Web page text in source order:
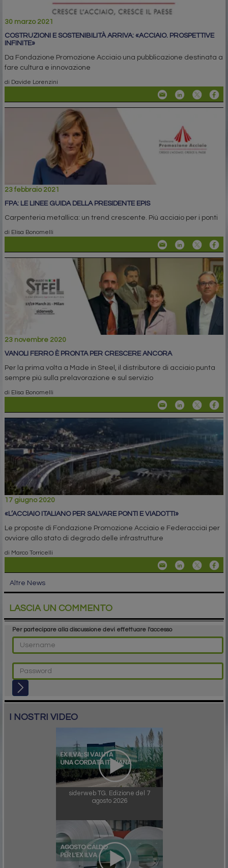
30 marzo 2021
COSTRUZIONI E SOSTENIBILITÀ ARRIVA: «ACCIAIO. PROSPETTIVE
INFINITE»
Da Fondazione Promozione Acciaio una pubblicazione destinata a
fare cultura e innovazione
di Davide Lorenzini
23 febbraio 2021
FPA: LE LINEE GUIDA DELLA PRESIDENTE EPIS
Carpenteria metallica: un trend crescente. Più acciaio per i ponti
di Elisa Bonomelli
23 novembre 2020
VANOLI FERRO È PRONTA PER CRESCERE ANCORA
Per la prima volta a Made in Steel, il distributore di acciaio punta
sempre più sulla prelavorazione e sul servizio
di Elisa Bonomelli
17 giugno 2020
«L’ACCIAIO ITALIANO PER SALVARE PONTI E VIADOTTI»
Le proposte di Fondazione Promozione Acciaio e Federacciai per
ovviare allo stato di degrado delle infrastrutture
di Marco Torricelli
Altre News
LASCIA UN COMMENTO
Per partecipare alla discussione devi effettuare l'accesso
I NOSTRI VIDEO
siderweb TG. Edizione del 7
agosto 2026